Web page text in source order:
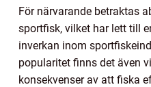
För närvarande betraktas
sportfisk, vilket har lett till
inverkan inom
popularitet finns det även
konsekvenser av att fiska